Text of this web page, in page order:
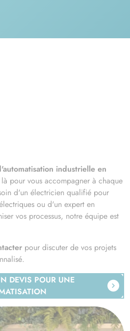
industrielle en
là pour vous accompagner à chaque
d'un électricien qualifié pour
ou d'un expert en
vos processus, notre équipe est
pour discuter de vos projets
DEVIS POUR UNE